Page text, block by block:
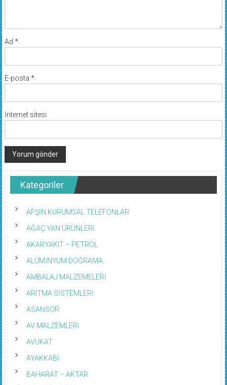
Ad *
E-posta *
İnternet sitesi
Kategoriler
AFŞİN KURUMSAL TELEFONLAR
AĞAÇ YAN ÜRÜNLERİ
AKARYAKIT – PETROL
ALÜMİNYUM DOĞRAMA
AMBALAJ MALZEMELERİ
ARITMA SİSTEMLERİ
ASANSÖR
AV MALZEMLERİ
AVUKAT
AYAKKABI
BAHARAT – AKTAR